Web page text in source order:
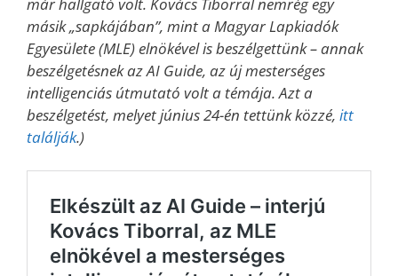
másik „sapkájában”, mint a Magyar Lapkiadók
Egyesülete (MLE) elnökével is beszélgettünk – annak
beszélgetésnek az AI Guide, az új mesterséges
intelligenciás útmutató volt a témája. Azt a
beszélgetést, melyet június 24-én tettünk közzé, itt
találják.)